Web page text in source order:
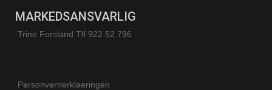
MARKEDSANSVARLIG
Trine Forsland Tlf 922 52 796
Personvernerklaeringen